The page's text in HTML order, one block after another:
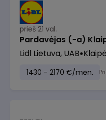
prieš 21 val.
Pardavėjas (-a)
Lidl Lietuva, UAB
1430 - 2170 €/mėn.